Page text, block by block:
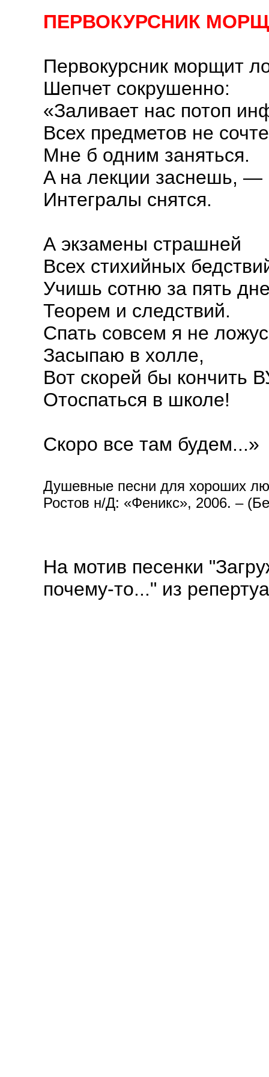
ПЕРВОКУРСНИК
Первокурсник морщит
Шепчет сокрушенно:
«Заливает нас потоп
Всех предметов не
Мне б одним заняться.
A на лекции заснешь, —
Интегралы снятся.
А экзамены страшней
Всех стихийных
Учишь сотню за пять
Теорем и следствий.
Спать совсем я не
Засыпаю в холле,
Вот скорей бы кончить
Отоспаться в школе!
Скоро все там будем...»
Душевные песни для хороших
Ростов н/Д: «Феникс», 2006. –
На мотив песенки
почему-то..." из